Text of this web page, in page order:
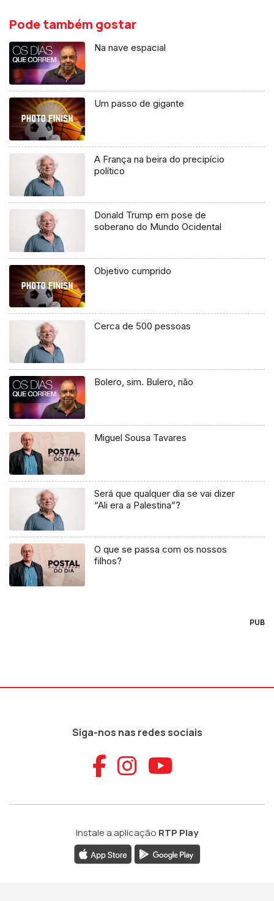
Pode também gostar
Na nave espacial
Um passo de gigante
A França na beira do precipício
político
Donald Trump em pose de
soberano do Mundo Ocidental
Objetivo cumprido
Cerca de 500 pessoas
Bolero, sim. Bulero, não
Miguel Sousa Tavares
Será que qualquer dia se vai dizer
“Ali era a Palestina”?
O que se passa com os nossos
filhos?
PUB
Siga-nos nas redes sociais
Aceder ao
Aceder ao
Aceder
Instale a aplicação RTP Play